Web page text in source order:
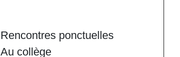
Rencontres ponctuelles
Au collège